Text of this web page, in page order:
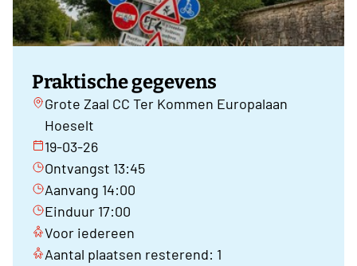
Praktische gegevens
Grote Zaal CC Ter Kommen Europalaan
Hoeselt
19-03-26
Ontvangst 13:45
Aanvang 14:00
Einduur 17:00
Voor iedereen
Aantal plaatsen resterend: 1